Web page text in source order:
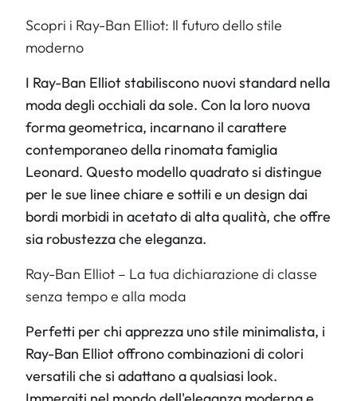
Scopri i Ray-Ban Elliot: Il futuro dello stile
moderno
I Ray-Ban Elliot stabiliscono nuovi standard nella
moda degli occhiali da sole. Con la loro nuova
forma geometrica, incarnano il carattere
contemporaneo della rinomata famiglia
Leonard. Questo modello quadrato si distingue
per le sue linee chiare e sottili e un design dai
bordi morbidi in acetato di alta qualità, che offre
sia robustezza che eleganza.
Ray-Ban Elliot – La tua dichiarazione di classe
senza tempo e alla moda
Perfetti per chi apprezza uno stile minimalista, i
Ray-Ban Elliot offrono combinazioni di colori
versatili che si adattano a qualsiasi look.